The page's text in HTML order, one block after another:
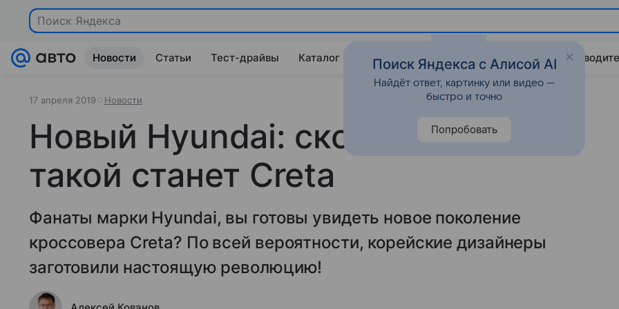
Поиск Яндекса
Новости Статьи Тест-драйвы Каталог Китайские авто Штрафы и ПДД
17 апреля 2019 Новости
Новый Hyundai: скорее всего,
такой станет Creta
Фанаты марки Hyundai, вы готовы увидеть новое поколение
кроссовера Creta? По всей вероятности, корейские дизайнеры
заготовили настоящую революцию!
Поиск Яндекса с Алисой AI
Найдёт ответ, картинку или видео —
быстро и точно
Попробовать